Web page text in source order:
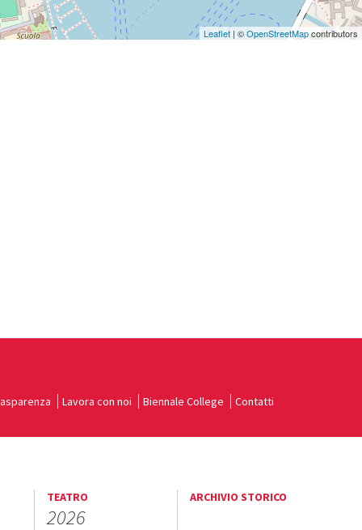
Leaflet | ©OpenStreetMapcontributors
Lavora con noi Biennale College Contatti
TEATRO
2026
ARCHIVIO STORICO